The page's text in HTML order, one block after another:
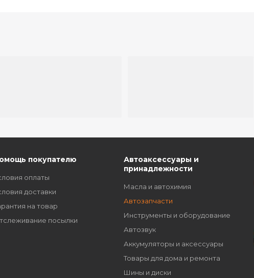
покупателю
оплаты
доставки
на товар
посылки
Автоаксессуары и
принадлежности
Масла и автохимия
Автозапчасти
Инструменты и оборудование
Автозвук
Аккумуляторы и аксессуары
Товары для дома и ремонта
Шины и диски